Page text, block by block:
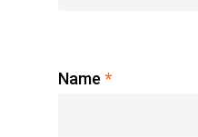
Name *